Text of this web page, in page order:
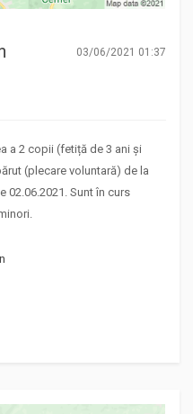
03/06/2021 01:37
a 2 copii (fetiță de 3 ani și
(plecare voluntară) de la
02.06.2021. Sunt în curs